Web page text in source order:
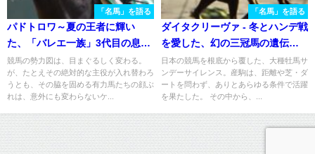
「名馬」を語る
パドトロワ～夏の王者に輝い
た、「バレエ一族」3代目の息子
～
競馬の勢力図は、目まぐるしく変わる。
が、たとえその絶対的な主役が入れ替わろ
うとも、その脇を固める有力馬たちの顔ぶ
れは、意外にも変わらないケ...
「名馬」を語る
ダイタクリーヴァ - 冬とハンデ戦
を愛した、幻の三冠馬の遺伝子
を持つ名馬
日本の競馬を根底から覆した、大種牡馬サ
ンデーサイレンス。産駒は、距離や芝・ダ
ートを問わず、ありとあらゆる条件で活躍
を果たした。 その中から、...